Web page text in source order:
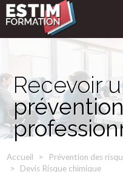
Recevoir
Accueil Prévention des
Devis Risque chimique